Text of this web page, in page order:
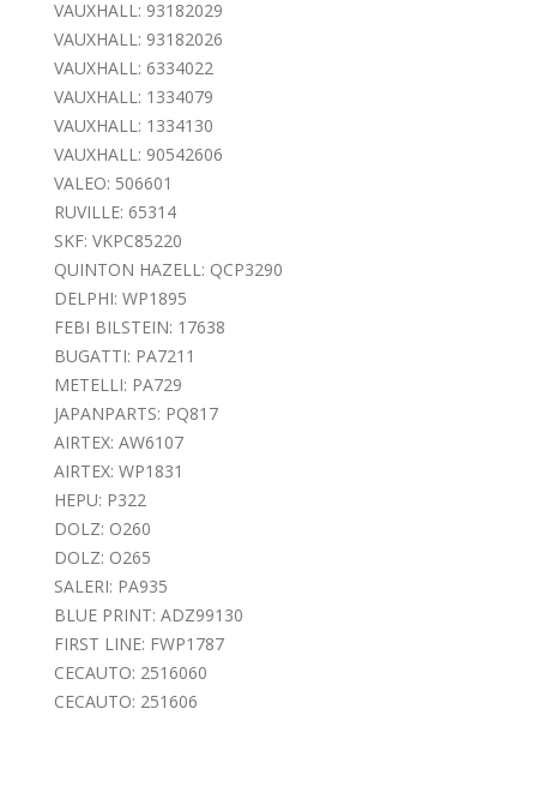
VAUXHALL: 93182029
VAUXHALL: 93182026
VAUXHALL: 6334022
VAUXHALL: 1334079
VAUXHALL: 1334130
VAUXHALL: 90542606
VALEO: 506601
RUVILLE: 65314
SKF: VKPC85220
QUINTON HAZELL: QCP3290
DELPHI: WP1895
FEBI BILSTEIN: 17638
BUGATTI: PA7211
METELLI: PA729
JAPANPARTS: PQ817
AIRTEX: AW6107
AIRTEX: WP1831
HEPU: P322
DOLZ: O260
DOLZ: O265
SALERI: PA935
BLUE PRINT: ADZ99130
FIRST LINE: FWP1787
CECAUTO: 2516060
CECAUTO: 251606